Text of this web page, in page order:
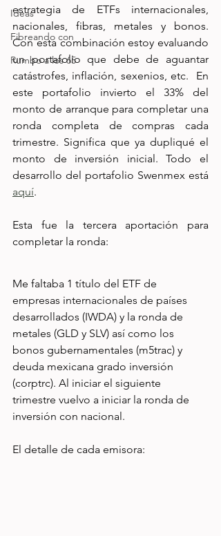
Ideas
Fibreando con
Rumbo a los 65
estrategia de ETFs internacionales,
nacionales, fibras, metales y bonos.
Con esta combinación estoy evaluando
un portafolio que debe de aguantar
catástrofes, inflación, sexenios, etc.  En
este portafolio invierto el 33% del
monto de arranque para completar una
ronda completa de compras cada
trimestre. Significa que ya dupliqué el
monto de inversión inicial. Todo el
aquí.
Esta fue la tercera aportación para
completar la ronda:
Me faltaba 1 título del ETF de
empresas internacionales de países
desarrollados (IWDA) y la ronda de
metales (GLD y SLV) así como los
bonos gubernamentales (m5trac) y
deuda mexicana grado inversión
(corptrc). Al iniciar el siguiente
trimestre vuelvo a iniciar la ronda de
inversión con nacional.
El detalle de cada emisora: